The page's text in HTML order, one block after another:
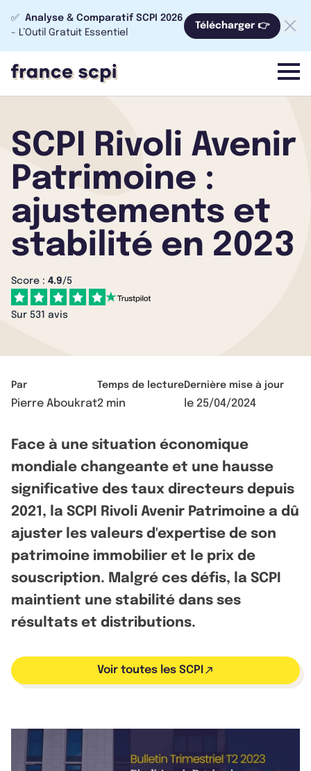
✅ Analyse & Comparatif SCPI 2026
- L’Outil Gratuit Essentiel
Télécharger 👉
menu
SCPI Rivoli Avenir
Patrimoine :
ajustements et
stabilité en 2023
Score : 4.9/5
Sur 531 avis
Par
Pierre Aboukrat
Temps de lecture
2 min
Dernière mise à jour
le 25/04/2024
Face à une situation économique
mondiale changeante et une hausse
significative des taux directeurs depuis
2021, la SCPI Rivoli Avenir Patrimoine a dû
ajuster les valeurs d'expertise de son
patrimoine immobilier et le prix de
souscription. Malgré ces défis, la SCPI
maintient une stabilité dans ses
résultats et distributions.
Voir toutes les SCPI